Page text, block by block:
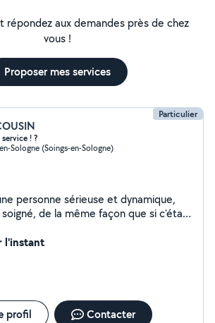
répondez aux demandes près de chez
vous !
Proposer mes services
Particulier
! ?
Sologne (Soings-en-Sologne)
personne sérieuse et dynamique,
de la même façon que si c'était
l'instant
profil Contacter